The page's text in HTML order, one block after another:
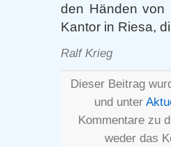
den Händen von
Kantor in Riesa,
Ralf Krieg
Dieser Beitrag
und unter
Kommentare zu
weder das